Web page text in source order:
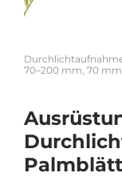
70–200 mm, 70 mm